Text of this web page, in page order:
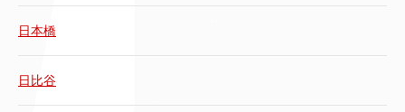
日本橋
日比谷